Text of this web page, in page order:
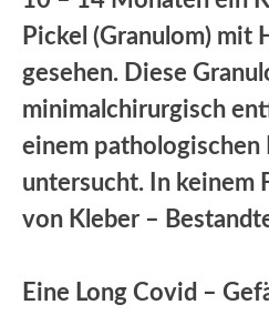
Pickel (Granulom) mit
gesehen. Diese
minimalchirurgisch
einem
untersucht. In keinem
von Kleber –
Eine Long Covid –